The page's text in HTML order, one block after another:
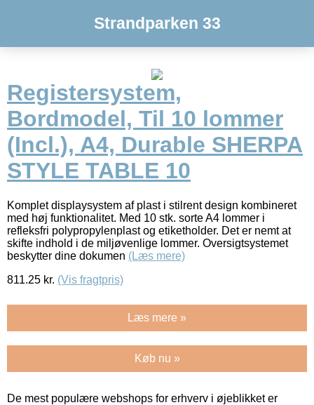
Strandparken 33
Registersystem,
Bordmodel, Til 10 lommer
(Incl.), A4, Durable SHERPA
STYLE TABLE 10
Komplet displaysystem af plast i stilrent design kombineret
med høj funktionalitet. Med 10 stk. sorte A4 lommer i
refleksfri polypropylenplast og etiketholder. Det er nemt at
skifte indhold i de miljøvenlige lommer. Oversigtsystemet
beskytter dine dokumen (Læs mere)
811.25 kr. (Vis fragtpris)
Læs mere »
Køb nu »
De mest populære webshops for erhverv i øjeblikket er